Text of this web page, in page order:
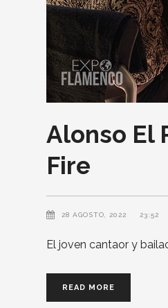
Alonso El
Fire
28 AGOSTO, 2022 23:52
El joven cantaor y
READ MORE